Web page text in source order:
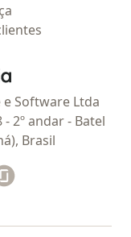
Homepage
Software Ltda
2º andar - Batel
Brasil
separador
novo separador
num novo